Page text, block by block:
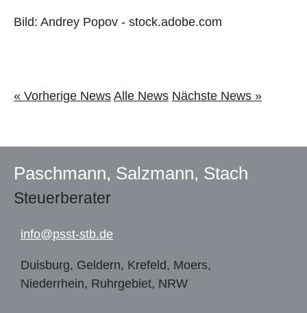
Bild: Andrey Popov - stock.adobe.com
« Vorherige News Alle News Nächste News »
Paschmann, Salzmann, Stach
Steuerberater
info@psst-stb.de
Duisburg, Geldern, Krefeld, Moers,
Niederrhein, Ruhrgebiet, NRW